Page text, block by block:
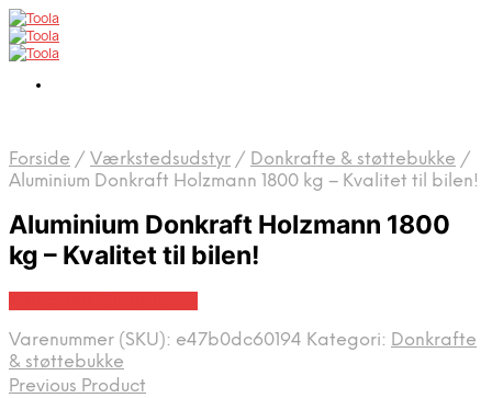
Forside / Værkstedsudstyr / Donkrafte & støttebukke /
Aluminium Donkraft Holzmann 1800 kg – Kvalitet til bilen!
Aluminium Donkraft Holzmann 1800
kg – Kvalitet til bilen!
Varenummer (SKU): e47b0dc60194 Kategori: Donkrafte
& støttebukke
Previous Product